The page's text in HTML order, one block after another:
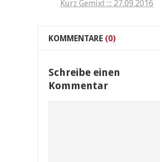
Kurz Gemixt ::: 27.09.2016
KOMMENTARE (0)
Schreibe einen
Kommentar